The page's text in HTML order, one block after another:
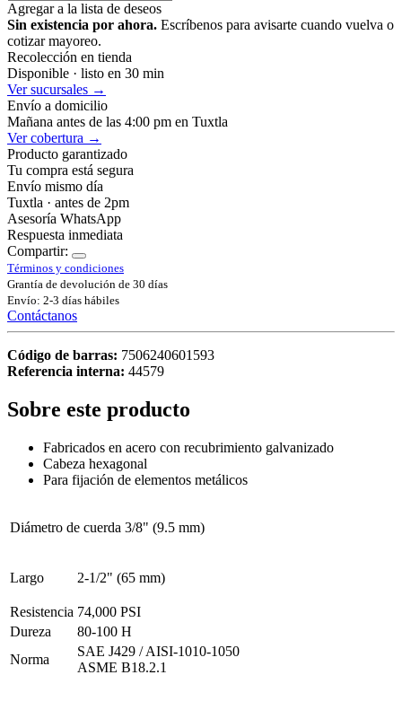
Agregar a la lista de deseos
Sin existencia por ahora. Escríbenos para avisarte cuando vuelva o
cotizar mayoreo.
Recolección en tienda
Disponible · listo en 30 min
Ver sucursales →
Envío a domicilio
Mañana antes de las 4:00 pm en Tuxtla
Ver cobertura →
Producto garantizado
Tu compra está segura
Envío mismo día
Tuxtla · antes de 2pm
Asesoría WhatsApp
Respuesta inmediata
Compartir:
Términos y condiciones
Grantía de devolución de 30 días
Envío: 2-3 días hábiles
Contáctanos
Código de barras: 7506240601593
Referencia interna: 44579
Sobre este producto
Fabricados en acero con recubrimiento galvanizado
Cabeza hexagonal
Para fijación de elementos metálicos
Diámetro de cuerda 3/8" (9.5 mm)
Largo 2-1/2" (65 mm)
Resistencia 74,000 PSI
Dureza
80-100 H
Norma
SAE J429 / AISI-1010-1050
ASME B18.2.1